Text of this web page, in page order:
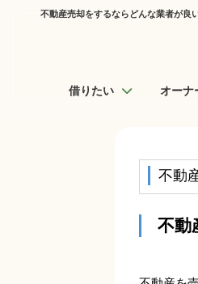
不動産売却をするならどんな業者が良
借りたい オーナ